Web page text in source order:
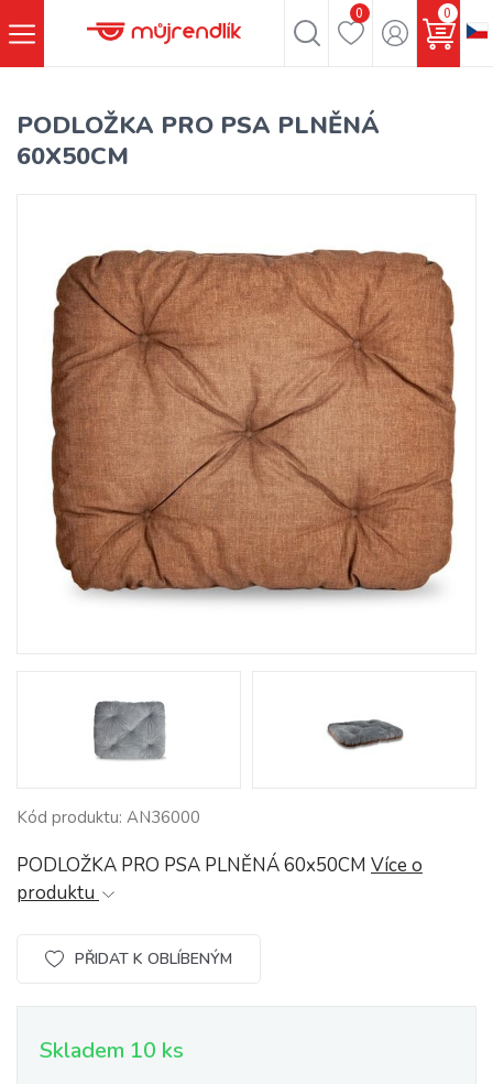
0 0
PODLOŽKA PRO PSA PLNĚNÁ
60X50CM
Kód produktu: AN36000
PODLOŽKA PRO PSA PLNĚNÁ 60x50CM Více o
produktu
PŘIDAT K OBLÍBENÝM
Skladem 10 ks